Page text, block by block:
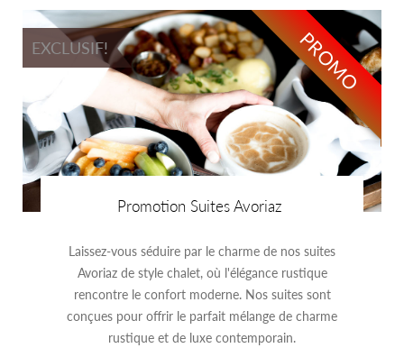
PROMO
EXCLUSIF!
Promotion Suites Avoriaz
Laissez-vous séduire par le charme de nos suites
Avoriaz de style chalet, où l'élégance rustique
rencontre le confort moderne. Nos suites sont
conçues pour offrir le parfait mélange de charme
rustique et de luxe contemporain.